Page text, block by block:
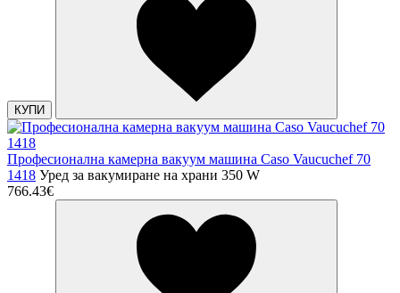
КУПИ
Професионална камерна вакуум машина Caso Vaucuchef 70
1418 Уред за вакумиране на храни 350 W
766.43€